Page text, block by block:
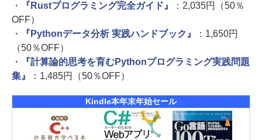
・
『Rustプログラミング完全ガイド』
：2,035円（50％
OFF）
・
『Pythonデータ分析 実践ハンドブック』
：1,650円
（50％OFF）
・
『計算論的思考を育むPythonプログラミング実践問題
集』
：1,485円（50％OFF）
Kindle本年末年始セール